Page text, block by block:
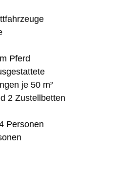
Pferd
je 50 m²
2 Zustellbetten
Personen